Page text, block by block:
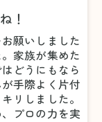
！
願いしました
家族が集めた
どうにもなら
手際よく片付
リしました。
プロの力を実